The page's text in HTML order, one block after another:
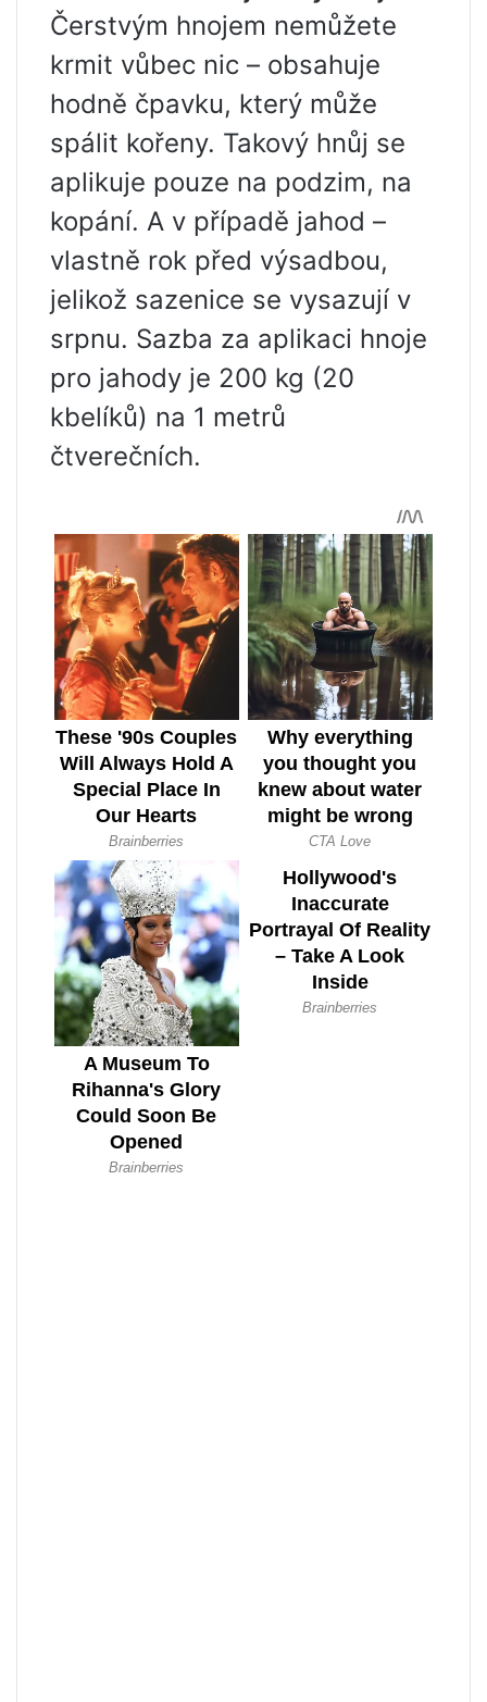
Čerstvým hnojem nemůžete
krmit vůbec nic – obsahuje
hodně čpavku, který může
spálit kořeny. Takový hnůj se
aplikuje pouze na podzim, na
kopání. A v případě jahod –
vlastně rok před výsadbou,
jelikož sazenice se vysazují v
srpnu. Sazba za aplikaci hnoje
pro jahody je 200 kg (20
kbelíků) na 1 metrů
čtverečních.